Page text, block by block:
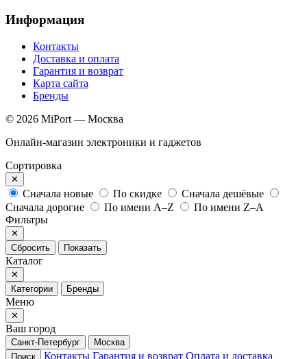
Информация
Контакты
Доставка и оплата
Гарантия и возврат
Карта сайта
Бренды
© 2026 MiPort — Москва
Онлайн-магазин электроники и гаджетов
Сортировка
✕
Сначала новые По скидке
Сначала дешёвые
Сначала дорогие
По имени A–Z
По имени Z–A
Фильтры
✕
Сбросить
Показать
Каталог
✕
Категории
Бренды
Меню
✕
Ваш город
Санкт-Петербург
Москва
Поиск
Контакты Гарантия и возврат Оплата и доставка